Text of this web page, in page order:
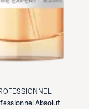
Absolut